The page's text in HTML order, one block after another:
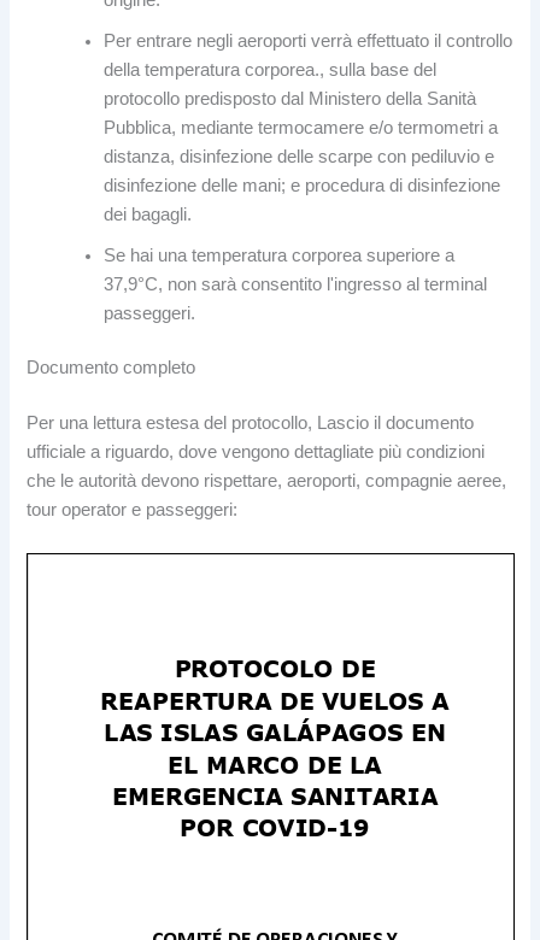
Per entrare negli aeroporti verrà effettuato il controllo
della temperatura corporea., sulla base del
protocollo predisposto dal Ministero della Sanità
Pubblica, mediante termocamere e/o termometri a
distanza, disinfezione delle scarpe con pediluvio e
disinfezione delle mani; e procedura di disinfezione
dei bagagli.
Se hai una temperatura corporea superiore a
37,9°C, non sarà consentito l'ingresso al terminal
passeggeri.
Documento completo
Per una lettura estesa del protocollo, Lascio il documento
ufficiale a riguardo, dove vengono dettagliate più condizioni
che le autorità devono rispettare, aeroporti, compagnie aeree,
tour operator e passeggeri: